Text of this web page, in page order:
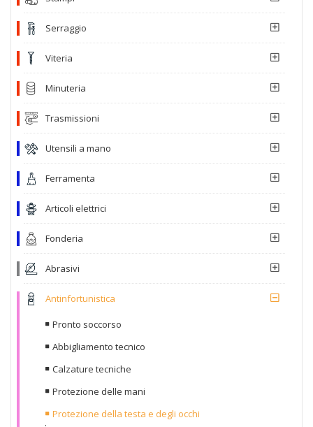
Serraggio
Viteria
Minuteria
Trasmissioni
Utensili a mano
Ferramenta
Articoli elettrici
Fonderia
Abrasivi
Antinfortunistica
Pronto soccorso
Abbigliamento tecnico
Calzature tecniche
Protezione delle mani
Protezione della testa e degli occhi